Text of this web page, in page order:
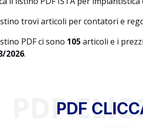
trovi articoli per contatori e
PDF ci sono 105articoli e i
2026.
PDF
PDF